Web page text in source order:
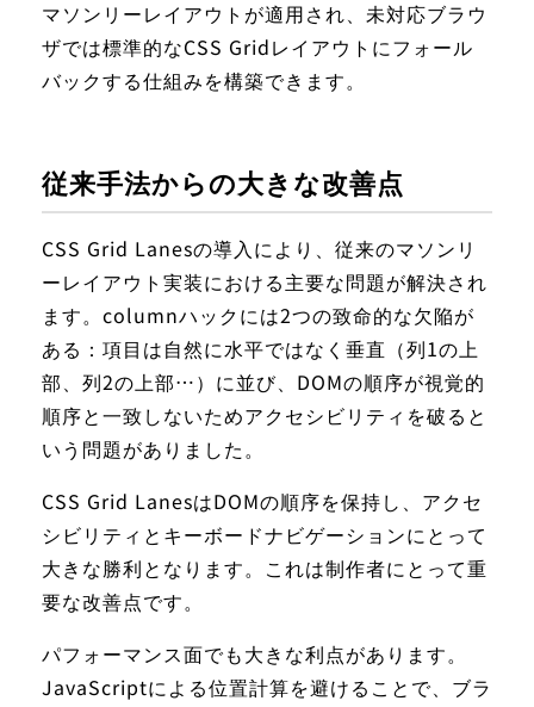
マソンリーレイアウトが適用され、未対応ブラウ
ザでは標準的なCSS Gridレイアウトにフォール
バックする仕組みを構築できます。
従来手法からの大きな改善点
CSS Grid Lanesの導入により、従来のマソンリ
ーレイアウト実装における主要な問題が解決され
ます。columnハックには2つの致命的な欠陥が
ある：項目は自然に水平ではなく垂直（列1の上
部、列2の上部…）に並び、DOMの順序が視覚的
順序と一致しないためアクセシビリティを破ると
いう問題がありました。
CSS Grid LanesはDOMの順序を保持し、アクセ
シビリティとキーボードナビゲーションにとって
大きな勝利となります。これは制作者にとって重
要な改善点です。
パフォーマンス面でも大きな利点があります。
JavaScriptによる位置計算を避けることで、ブラ